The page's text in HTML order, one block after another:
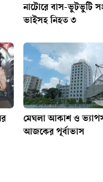
নাটোরে বাস-ভুটভুটি
ভাইসহ নিহত ৩
মেঘলা আকাশ ও
আজকের পূর্বাভাস